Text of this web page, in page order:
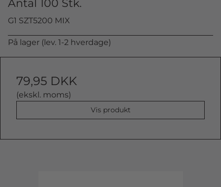
Antal 100 Stk.
G1 SZT5200 MIX
På lager (lev. 1-2 hverdage)
79,95 DKK
(ekskl. moms)
Vis produkt